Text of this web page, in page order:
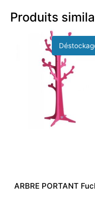
Produits
ARBRE PORTANT